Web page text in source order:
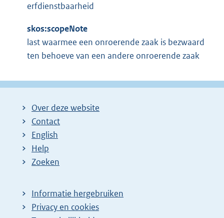
erfdienstbaarheid
skos:scopeNote
last waarmee een onroerende zaak is bezwaard
ten behoeve van een andere onroerende zaak
Over deze website
Contact
English
Help
Zoeken
Informatie hergebruiken
Privacy en cookies